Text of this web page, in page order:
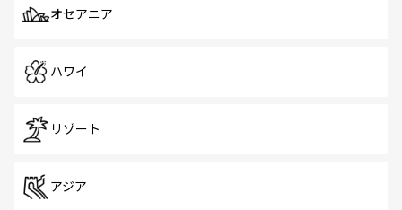
オセアニア
ハワイ
リゾート
アジア